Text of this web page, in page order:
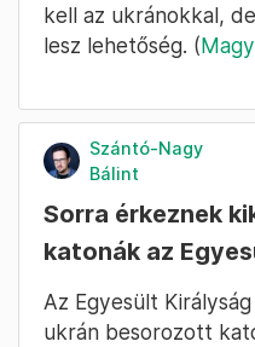
kell az ukránokkal,
lesz lehetőség. (
Szántó-Nagy
Bálint
Sorra érkeznek
katonák az
Az Egyesült
ukrán besorozott